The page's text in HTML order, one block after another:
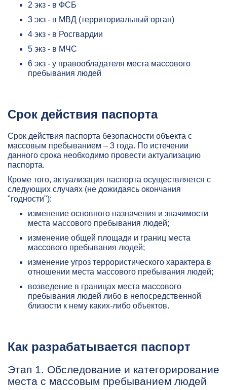
2 экз - в ФСБ
3 экз - в МВД (территориальный орган)
4 экз - в Росгвардии
5 экз - в МЧС
6 экз - у правообладателя места массового
пребывания людей
Срок действия паспорта
Срок действия паспорта безопасности объекта с
массовым пребыванием – 3 года. По истечении
данного срока необходимо провести актуализацию
паспорта.
Кроме того, актуализация паспорта осуществляется с
следующих случаях (не дожидаясь окончания
"годности"):
изменение основного назначения и значимости
места массового пребывания людей;
изменение общей площади и границ места
массового пребывания людей;
изменение угроз террористического характера в
отношении места массового пребывания людей;
возведение в границах места массового
пребывания людей либо в непосредственной
близости к нему каких-либо объектов.
Как разрабатывается паспорт
Этап 1. Обследование и категорирование
места с массовым пребыванием людей